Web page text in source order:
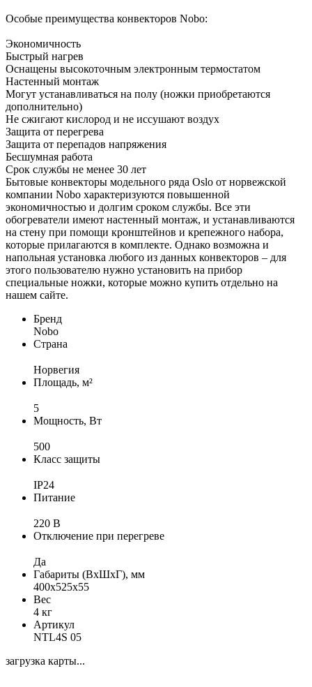
Особые преимущества конвекторов Nobo:
Экономичность
Быстрый нагрев
Оснащены высокоточным электронным термостатом
Настенный монтаж
Могут устанавливаться на полу (ножки приобретаются
дополнительно)
Не сжигают кислород и не иссушают воздух
Защита от перегрева
Защита от перепадов напряжения
Бесшумная работа
Срок службы не менее 30 лет
Бытовые конвекторы модельного ряда Oslo от норвежской
компании Nobo характеризуются повышенной
экономичностью и долгим сроком службы. Все эти
обогреватели имеют настенный монтаж, и устанавливаются
на стену при помощи кронштейнов и крепежного набора,
которые прилагаются в комплекте. Однако возможна и
напольная установка любого из данных конвекторов – для
этого пользователю нужно установить на прибор
специальные ножки, которые можно купить отдельно на
нашем сайте.
Бренд
Nobo
Страна
Норвегия
Площадь, м²
5
Мощность, Вт
500
Класс защиты
IP24
Питание
220 В
Отключение при перегреве
Да
Габариты (ВхШхГ), мм
400x525x55
Вес
4 кг
Артикул
NTL4S 05
загрузка карты...